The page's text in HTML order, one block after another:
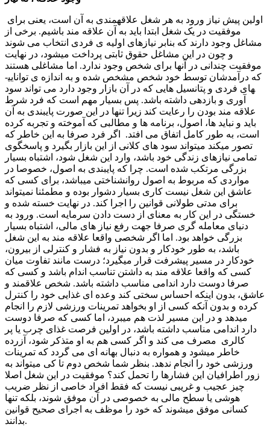
موفقیت در یک شغل ابتدا باید به آن علاقه ­مند باشیم. برخی از
مشاغل وجود دارند که بنابر نیازهای اولیه­­ ی فردی انتخاب می شوند
و چون در این مشاغل حقوق ثابتی پرداخت می­شود، در نهایت
موفقیت چندانی در آنها برای شخص وجود ندارد. اما مشاغلی هستند
که درآمدشان توسط خود شخص مشخص شده و به اندازه­ ی توانایی­
های فردی و پتانسیل هایی که در آن بازار وجود دارد می تواند سود
آوری و بازدهی داشته باشد. پس بسیار مهم است که فرد شرط
علاقه مند بودن را رعایت کند زیرا تنها در این صورت پایبندی به آن
باید و نباید ها، اصول، برنامه ها و مطالبی که آموخته و تجربه کرده
است، به طور کامل اتفاق می افتد. اگر فرد صرفا به این خاطر که
تصور می­کند می­تواند سود های کلانی از این بازار بگیرد و پاسخگوی
تمامی نیازهای زندگی خود باشد، وارد این شغل شود، اشتباه بسیار
بزرگی مرتکب شده است. چرا که پایبندی به اصول، خصوصا در
مواردی که مربوط به اصول روانشناختی می­باشد، برای کسی که
عاشق این شغل نیست کاری بسیار دشوار بوده و مطمئنا نمیتواند
برای مدتی طولانی قوانین را اجرا کند. در نهایت خسته شده و
خستگی در این کار به معنای از دست دادن سرمایه است. ورود به
دنیای معامله­ گری صرفا جهت رفع نیاز های مالی، اشتباه بسیار
بزرگی خواهد بود. اما اگر شخصی واقعا علاقه مند به این شغل
باشد، به طور خودکار و بدون نیاز به فشار و کنترلی از بیرون،
خودکار در مسیر پیشرفت قرار می­گیرد؛ درست مانند تفاوت میان
کسی که واقعا علاقه مند به داشتن تناسب اندام باشد و کسی که
صرفا دوست دارد اندامی مناسب داشته باشد. شخص علاقمند و
عاشق، بدون اینکه احساس سختی کند وعده ای غذایی خود را کنترل
کرده و بدون آنکه کسی از او بخواهد تمرینات ورزشی لازم را انجام
می­دهد و در این مسیر لذت هم می­برد، اما کسی که صرفا دوست
دارد اندامی مناسب داشته باشد، در اولین فرصت غذای چرب یا پر
کالری مصرف می­ کند و اگر کسی هم به او متذکر شود، آزرده
خاطر می­شود و همواره به دنبال بهانه ای می گردد که تمرینات
ورزشی خود را انجام ندهد. بنظر شما شخص دوم تا کی میتواند به
زور اطرافیان این فشارها را تحمل کند؟ موفقیت در این شغل اصلا
چیز عجیب و غریبی نیست که فقط افراد خاصی از نظر ضریب
هوشی یا سطح مالی به خصوصی در آن موفق شوند، بلکه تنها
کسانی موفق می­شوند که خود را موظف به اجرای صحیح قوانین
بدانند.